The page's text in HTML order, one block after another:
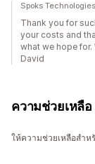
Spoks
Thank you for
your costs and
what we hope for.
David
ความช่วยเหลือ
ให้ความช่วยเหลือสำ